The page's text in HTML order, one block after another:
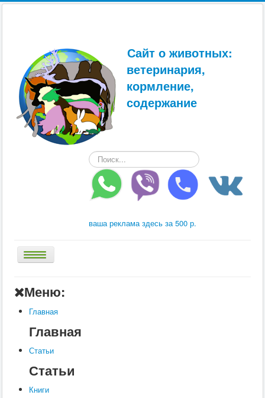
Сайт о животных:
ветеринария,
кормление,
содержание
Искать...
ваша реклама здесь за 500 р.
Книги
Услуги
Меню:
Главная
Главная
Статьи
Статьи
Книги